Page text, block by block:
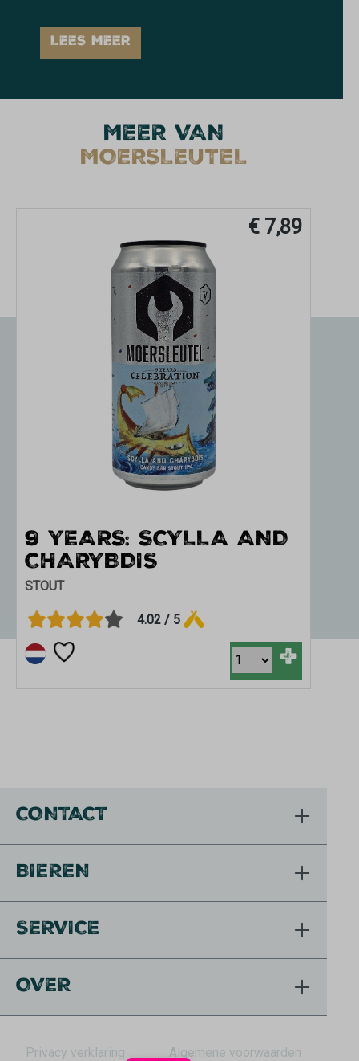
LEES MEER
MEER VAN
MOERSLEUTEL
€ 7,89
9 YEARS: SCYLLA AND
CHARYBDIS
STOUT
4.02 / 5
+
CONTACT
BIEREN
SERVICE
OVER
Privacy verklaring Algemene voorwaarden